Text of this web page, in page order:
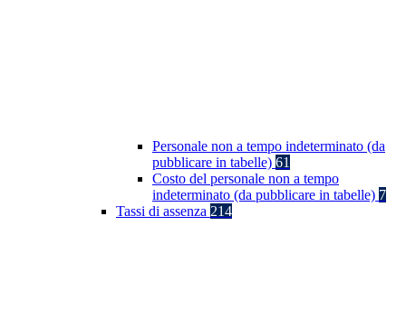
Personale non a tempo indeterminato (da
pubblicare in tabelle) 61
Costo del personale non a tempo
indeterminato (da pubblicare in tabelle) 7
Tassi di assenza 214